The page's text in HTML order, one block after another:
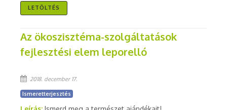
LETÖLTÉS
Az ökoszisztéma-szolgáltatások
fejlesztési elem leporelló
2018. december 17.
Ismeretterjesztés